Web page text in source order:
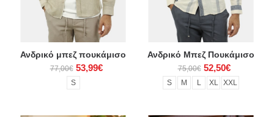
Ανδρικό μπεζ πουκάμισο
77,00€ 53,99€
S
Ανδρικό Μπεζ Πουκάμισο
75,00€ 52,50€
S M L XL XXL